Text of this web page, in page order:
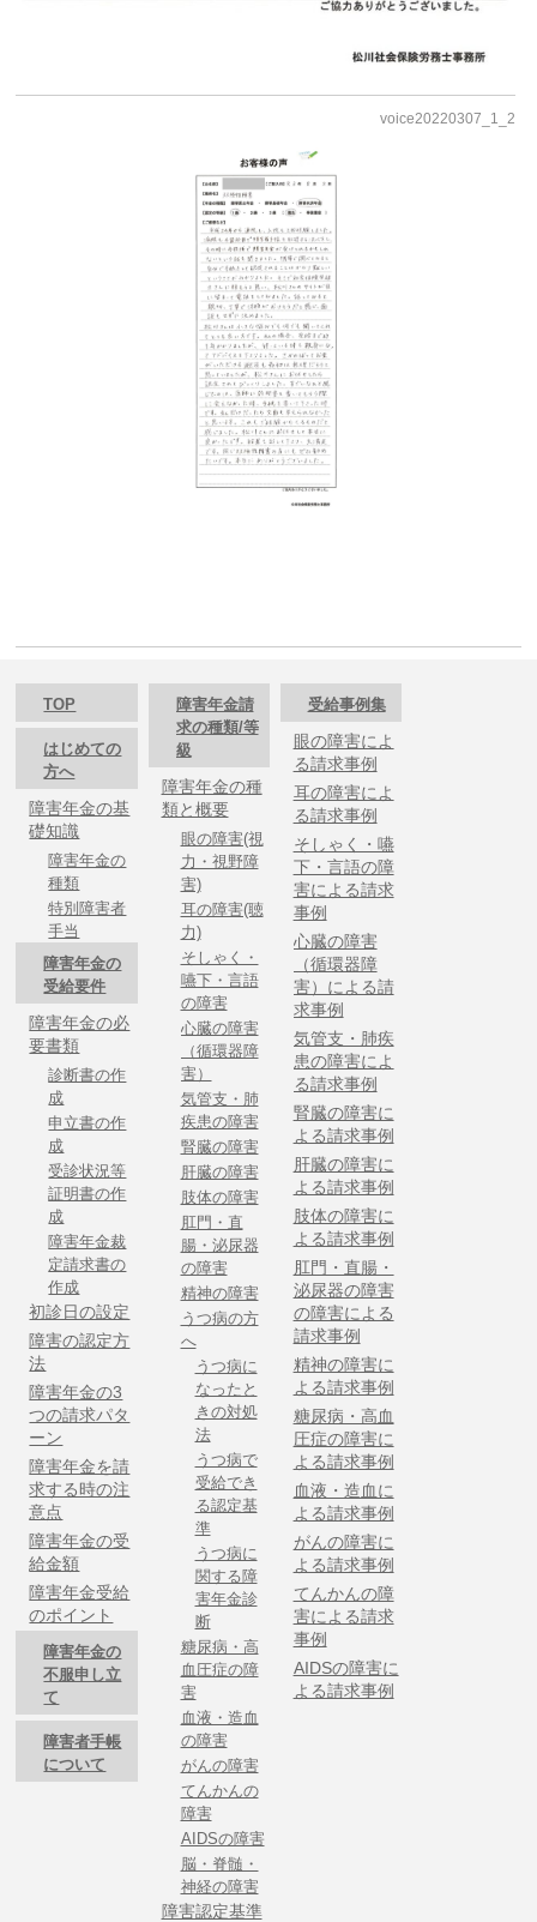
voice20220307_1_2
TOP
はじめての
方へ
障害年金の基
礎知識
障害年金の
種類
特別障害者
手当
障害年金の
受給要件
障害年金の必
要書類
診断書の作
成
申立書の作
成
受診状況等
証明書の作
成
障害年金裁
定請求書の
作成
初診日の設定
障害の認定方
法
障害年金の3
つの請求パタ
ーン
障害年金を請
求する時の注
意点
障害年金の受
給金額
障害年金受給
のポイント
障害年金の
不服申し立
て
障害者手帳
について
障害年金請
求の種類/等
級
障害年金の種
類と概要
眼の障害(視
力・視野障
害)
耳の障害(聴
力)
そしゃく・
嚥下・言語
の障害
心臓の障害
（循環器障
害）
気管支・肺
疾患の障害
腎臓の障害
肝臓の障害
肢体の障害
肛門・直
腸・泌尿器
の障害
精神の障害
うつ病の方
へ
うつ病に
なったと
きの対処
法
うつ病で
受給でき
る認定基
準
うつ病に
関する障
害年金診
断
糖尿病・高
血圧症の障
害
血液・造血
の障害
がんの障害
てんかんの
障害
AIDSの障害
脳・脊髄・
神経の障害
障害認定基準
受給事例集
眼の障害によ
る請求事例
耳の障害によ
る請求事例
そしゃく・嚥
下・言語の障
害による請求
事例
心臓の障害
（循環器障
害）による請
求事例
気管支・肺疾
患の障害によ
る請求事例
腎臓の障害に
よる請求事例
肝臓の障害に
よる請求事例
肢体の障害に
よる請求事例
肛門・直腸・
泌尿器の障害
の障害による
請求事例
精神の障害に
よる請求事例
糖尿病・高血
圧症の障害に
よる請求事例
血液・造血に
よる請求事例
がんの障害に
よる請求事例
てんかんの障
害による請求
事例
AIDSの障害に
よる請求事例